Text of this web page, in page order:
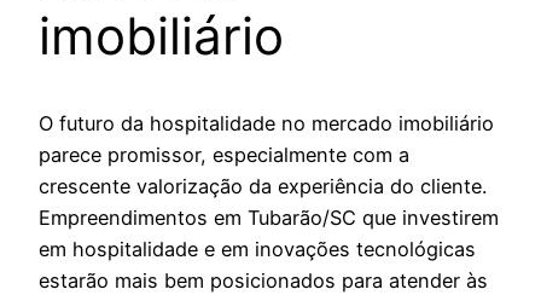
imobiliário
O futuro da hospitalidade no mercado imobiliário
parece promissor, especialmente com a
crescente valorização da experiência do cliente.
Empreendimentos em Tubarão/SC que investirem
em hospitalidade e em inovações tecnológicas
estarão mais bem posicionados para atender às